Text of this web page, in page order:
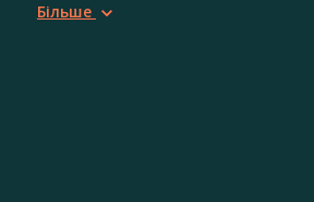
Більше